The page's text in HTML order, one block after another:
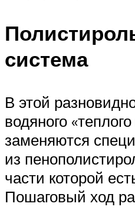
система
В этой
водяного
заменяются
из
части которой
Пошаговый ход